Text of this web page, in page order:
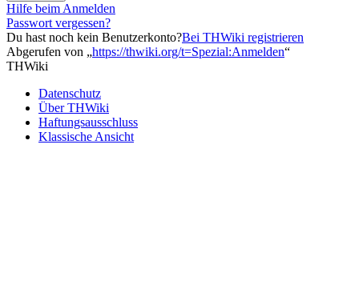
Hilfe beim Anmelden
Passwort vergessen?
Du hast noch kein Benutzerkonto?Bei THWiki registrieren
Abgerufen von „https://thwiki.org/t=Spezial:Anmelden“
THWiki
Datenschutz
Über THWiki
Haftungsausschluss
Klassische Ansicht